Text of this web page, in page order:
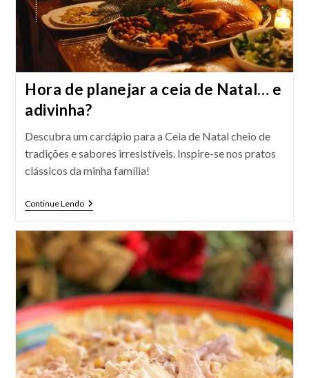
Hora de planejar a ceia de Natal… e
adivinha?
Descubra um cardápio para a Ceia de Natal cheio de
tradições e sabores irresistíveis. Inspire-se nos pratos
clássicos da minha família!
Continue LendoHora
De
A
Ceia
De
Natal…
E
Adivinha?